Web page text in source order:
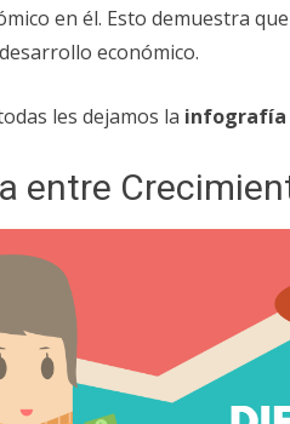
en él. Esto demuestra
económico.
les dejamos la infografía
entre